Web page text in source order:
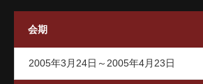
会期
2005年3月24日～2005年4月23日